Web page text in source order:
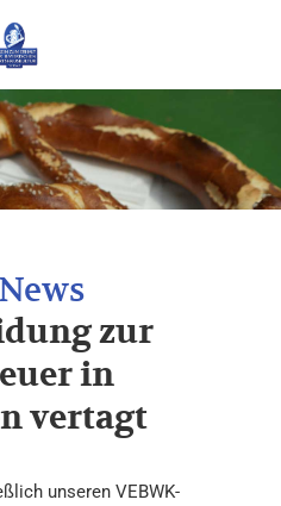
zur
in
vertagt
unseren VEBWK-